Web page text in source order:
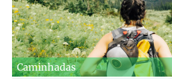
Caminhadas